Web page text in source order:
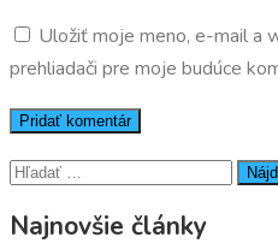
Uložiť moje meno, e-mail a
prehliadači pre moje budúce
Hľadať:
Najnovšie články